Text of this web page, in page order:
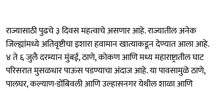
राज्यासाठी पुढचे ३ दिवस महत्वाचे असणार आहे. राज्यातील अनेक
जिल्ह्यांमध्ये अतिवृष्टीचा इशारा हवामान खात्याकडून देण्यात आला आहे.
४ ते ६ जुलै दरम्यान मुंबई, ठाणे, कोकण आणि मध्य महाराष्ट्रातील घाट
परिसरात मुसळधार पाऊस पडण्याचा अंदाज आहे. या पावसामुळे ठाणे,
पालघर, कल्याण-डोंबिवली आणि उल्हासनगर येथील शाळा आणि